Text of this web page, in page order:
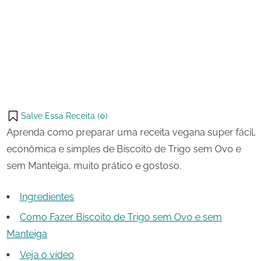
on
X
Salve Essa Receita (0)
Aprenda como preparar uma receita vegana super fácil,
econômica e simples de Biscoito de Trigo sem Ovo e
sem Manteiga, muito prático e gostoso.
Ingredientes
Como Fazer Biscoito de Trigo sem Ovo e sem
Manteiga
Veja o vídeo